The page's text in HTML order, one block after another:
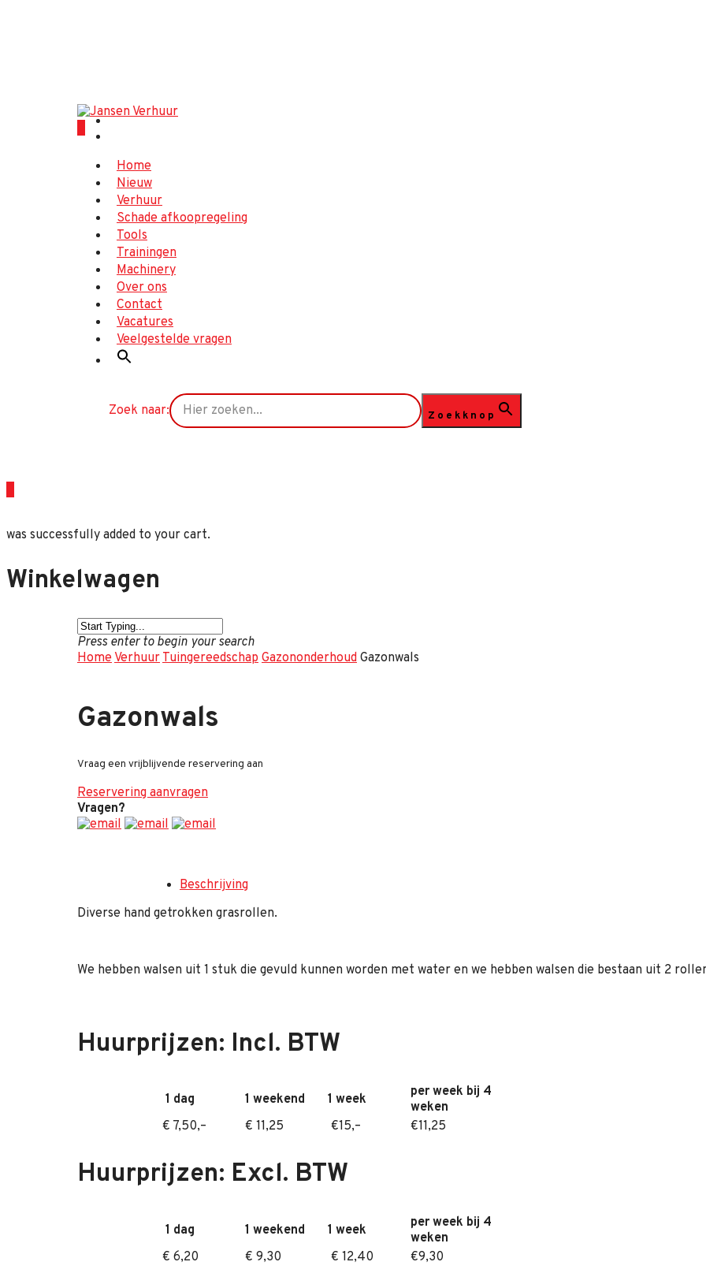
Home
Nieuw
Verhuur
Schade afkoopregeling
Tools
Trainingen
Machinery
Over ons
Contact
Vacatures
Veelgestelde vragen
Zoek naar: Zoekknop
was successfully added to your cart.
Winkelwagen
Press enter to begin your search
HomeVerhuurTuingereedschap Gazononderhoud Gazonwals
Gazonwals
Vraag een vrijblijvende reservering aan
Reservering aanvragen
Vragen?
Beschrijving
Diverse hand getrokken grasrollen.
We hebben walsen uit 1 stuk die gevuld kunnen worden met water en we hebben walsen die bestaan uit 2
Huurprijzen: Incl. BTW
1 dag 1 weekend 1 week
per week bij 4
weken
€ 7,50,–
€ 11,25 €15,– €11,25
Huurprijzen: Excl. BTW
1 dag 1 weekend 1 week
per week bij 4
weken
€ 6,20
€ 9,30 € 12,40 €9,30